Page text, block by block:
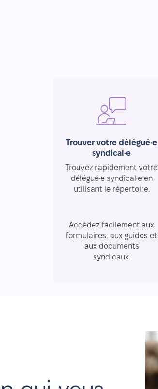
Trouver votre délégué·e
syndical·e
Trouvez rapidement votre
délégué·e syndical·e en
utilisant le répertoire.
Accédez facilement aux
formulaires, aux guides et
aux documents
syndicaux.